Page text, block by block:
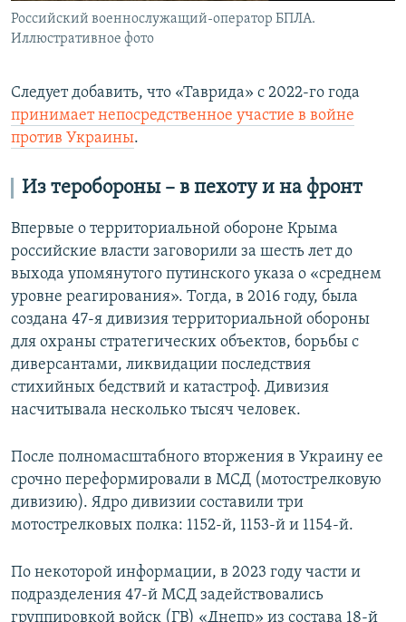
Российский военнослужащий-оператор БПЛА.
Иллюстративное фото
Следует добавить, что «Таврида» с 2022-го года
принимает непосредственное участие в войне
против Украины.
Из теробороны – в пехоту и на фронт
Впервые о территориальной обороне Крыма
российские власти заговорили за шесть лет до
выхода упомянутого путинского указа о «среднем
уровне реагирования». Тогда, в 2016 году, была
создана 47-я дивизия территориальной обороны
для охраны стратегических объектов, борьбы с
диверсантами, ликвидации последствия
стихийных бедствий и катастроф. Дивизия
насчитывала несколько тысяч человек.
После полномасштабного вторжения в Украину ее
срочно переформировали в МСД (мотострелковую
дивизию). Ядро дивизии составили три
мотострелковых полка: 1152-й, 1153-й и 1154-й.
По некоторой информации, в 2023 году части и
подразделения 47-й МСД задействовались
группировкой войск (ГВ) «Днепр» из состава 18-й